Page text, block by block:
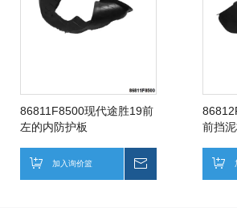
86811F8500现代途胜19前
左的内防护板
加入询价篮
前挡